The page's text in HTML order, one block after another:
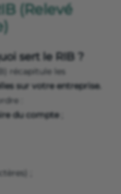
(Relevé
sert le RIB ?
récapitule les
sur votre entreprise.
:
du compte;
;